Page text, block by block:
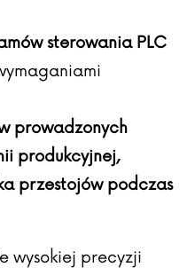
sterowania PLC
prowadzonych
produkcyjnej,
przestojów podczas
wysokiej precyzji